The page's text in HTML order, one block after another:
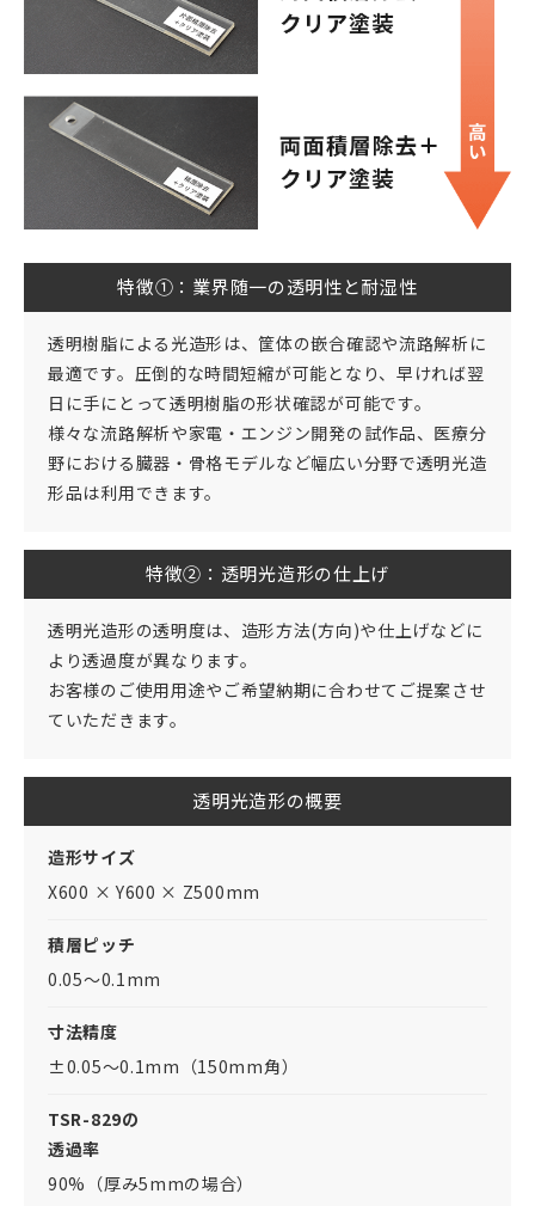
特徴①：業界随一の透明性と耐湿性
透明樹脂による光造形は、筐体の嵌合確認や流路解析に
最適です。圧倒的な時間短縮が可能となり、早ければ翌
日に手にとって透明樹脂の形状確認が可能です。
様々な流路解析や家電・エンジン開発の試作品、医療分
野における臓器・骨格モデルなど幅広い分野で透明光造
形品は利用できます。
特徴②：透明光造形の仕上げ
透明光造形の透明度は、造形方法(方向)や仕上げなどに
より透過度が異なります。
お客様のご使用用途やご希望納期に合わせてご提案させ
ていただきます。
透明光造形の概要
造形サイズ
X600 × Y600 × Z500mm
積層ピッチ
0.05～0.1mm
寸法精度
±0.05～0.1mm（150mm角）
TSR-829の
透過率
90%（厚み5mmの場合）